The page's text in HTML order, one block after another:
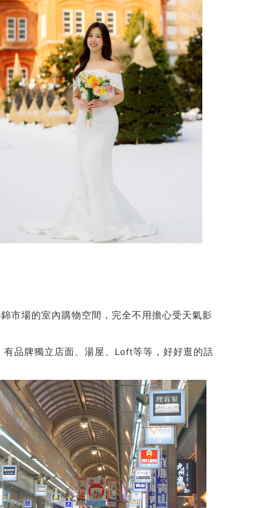
市場的室內購物空間，完全不用擔心受天氣影
品牌獨立店面、湯屋、Loft等等，好好逛的話